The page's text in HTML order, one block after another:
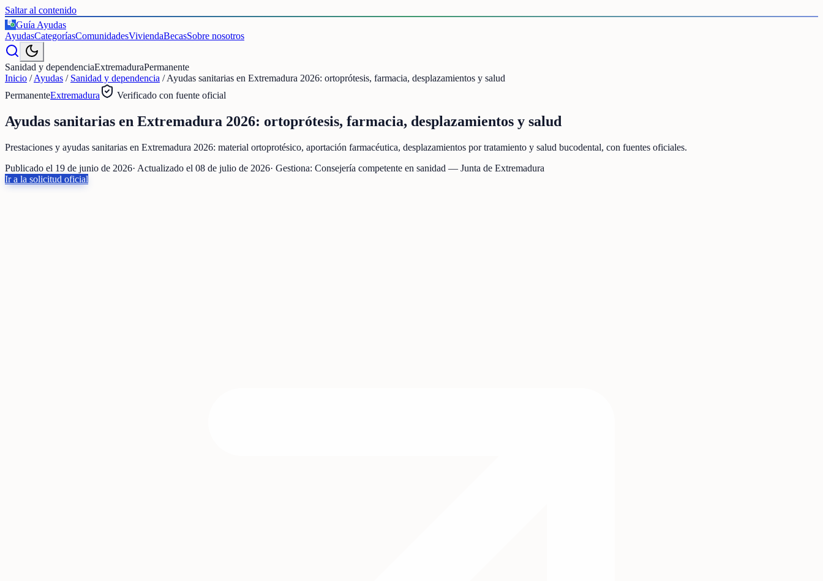
Saltar al contenido
€
Guía Ayudas
AyudasCategoríasComunidadesViviendaBecasSobre nosotros
Sanidad y dependenciaExtremaduraPermanente
Inicio /Ayudas / Sanidad y dependencia /Ayudas sanitarias en Extremadura 2026: ortoprótesis, farmacia, desplazamientos y salud
PermanenteExtremadura Verificado con fuente oficial
Ayudas sanitarias en Extremadura 2026: ortoprótesis, farmacia, desplazamientos y salud
Prestaciones y ayudas sanitarias en Extremadura 2026: material ortoprotésico, aportación farmacéutica, desplazamientos por tratamiento y salud bucodental, con fuentes oficiales.
Publicado el 19 de junio de 2026· Actualizado el 08 de julio de 2026· Gestiona: Consejería competente en sanidad — Junta de Extremadura
Ir a la solicitud oficial